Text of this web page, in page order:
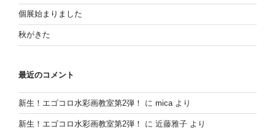
個展始まりました
秋がきた
最近のコメント
新生！エゴコロ水彩画教室第2弾！ に mica より
新生！エゴコロ水彩画教室第2弾！ に 近藤雅子 より